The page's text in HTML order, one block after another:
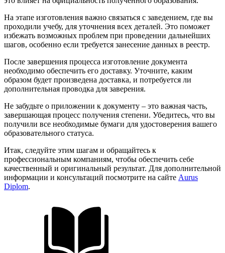
На этапе изготовления важно связаться с заведением, где вы
проходили учебу, для уточнения всех деталей. Это поможет
избежать возможных проблем при проведении дальнейших
шагов, особенно если требуется занесение данных в реестр.
После завершения процесса изготовление документа
необходимо обеспечить его доставку. Уточните, каким
образом будет произведена доставка, и потребуется ли
дополнительная проводка для заверения.
Не забудьте о приложении к документу – это важная часть,
завершающая процесс получения степени. Убедитесь, что вы
получили все необходимые бумаги для удостоверения вашего
образовательного статуса.
Итак, следуйте этим шагам и обращайтесь к
профессиональным компаниям, чтобы обеспечить себе
качественный и оригинальный результат. Для дополнительной
информации и консультаций посмотрите на сайте Aurus
Diplom.